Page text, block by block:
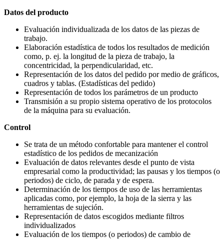
Datos del producto
Evaluación individualizada de los datos de las piezas de
trabajo.
Elaboración estadística de todos los resultados de medición
como, p. ej. la longitud de la pieza de trabajo, la
concentricidad, la perpendicularidad, etc.
Representación de los datos del pedido por medio de gráficos,
cuadros y tablas. (Estadísticas del pedido)
Representación de todos los parámetros de un producto
Transmisión a su propio sistema operativo de los protocolos
de la máquina para su evaluación.
Control
Se trata de un método confortable para mantener el control
estadístico de los pedidos de mecanización
Evaluación de datos relevantes desde el punto de vista
empresarial como la productividad; las pausas y los tiempos (o
periodos) de ciclo, de parada y de espera.
Determinación de los tiempos de uso de las herramientas
aplicadas como, por ejemplo, la hoja de la sierra y las
herramientas de sujeción.
Representación de datos escogidos mediante filtros
individualizados
Evaluación de los tiempos (o periodos) de cambio de